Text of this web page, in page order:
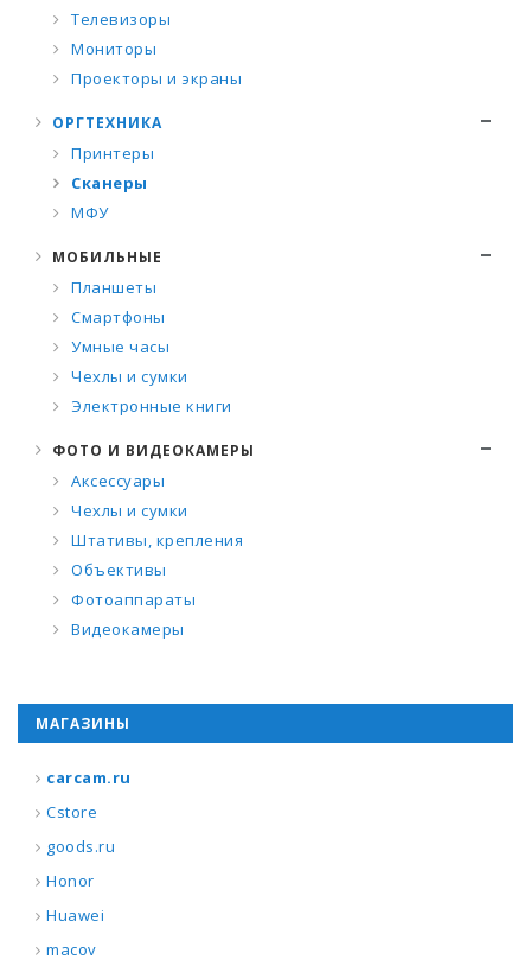
Телевизоры
Мониторы
Проекторы и экраны
ОРГТЕХНИКА
Принтеры
Сканеры
МФУ
МОБИЛЬНЫЕ
Планшеты
Смартфоны
Умные часы
Чехлы и сумки
Электронные книги
ФОТО И ВИДЕОКАМЕРЫ
Аксессуары
Чехлы и сумки
Штативы, крепления
Объективы
Фотоаппараты
Видеокамеры
МАГАЗИНЫ
carcam.ru
Cstore
goods.ru
Honor
Huawei
macov